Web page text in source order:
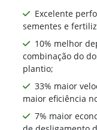
Excelente
sementes e
10% melhor
combinação do
plantio;